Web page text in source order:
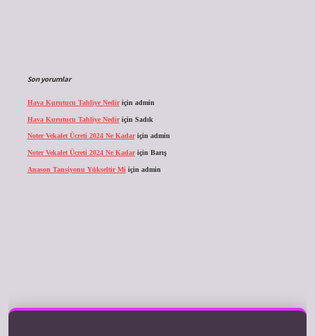
Son yorumlar
Hava Kurutucu Tahliye Nediriçin admin
Hava Kurutucu Tahliye Nediriçin Sadık
Noter Vekalet Ücreti 2024 Ne Kadariçin admin
Noter Vekalet Ücreti 2024 Ne Kadariçin Barış
Anason Tansiyonu Yükseltir Mi için admin